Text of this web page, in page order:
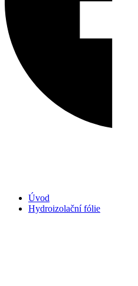
Úvod
Hydroizolační fólie